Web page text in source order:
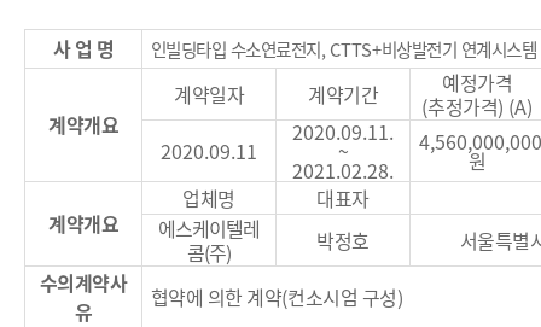
사 업 명 인빌딩타입 수소연료전지, CTTS+비상발전기 연계시스
계약개요
계약일자 계약기간
예정가격
(추정가격) (A)
2020.09.11
2020.09.11.
~
2021.02.28.
4,560,000,000
원
계약개요
업체명
대표자
에스케이텔레
콤(주) 박정호
서울특별
수의계약사
유
협약에 의한 계약(컨소시엄 구성)